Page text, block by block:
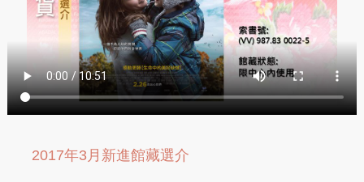
2017年3月新進館藏選介